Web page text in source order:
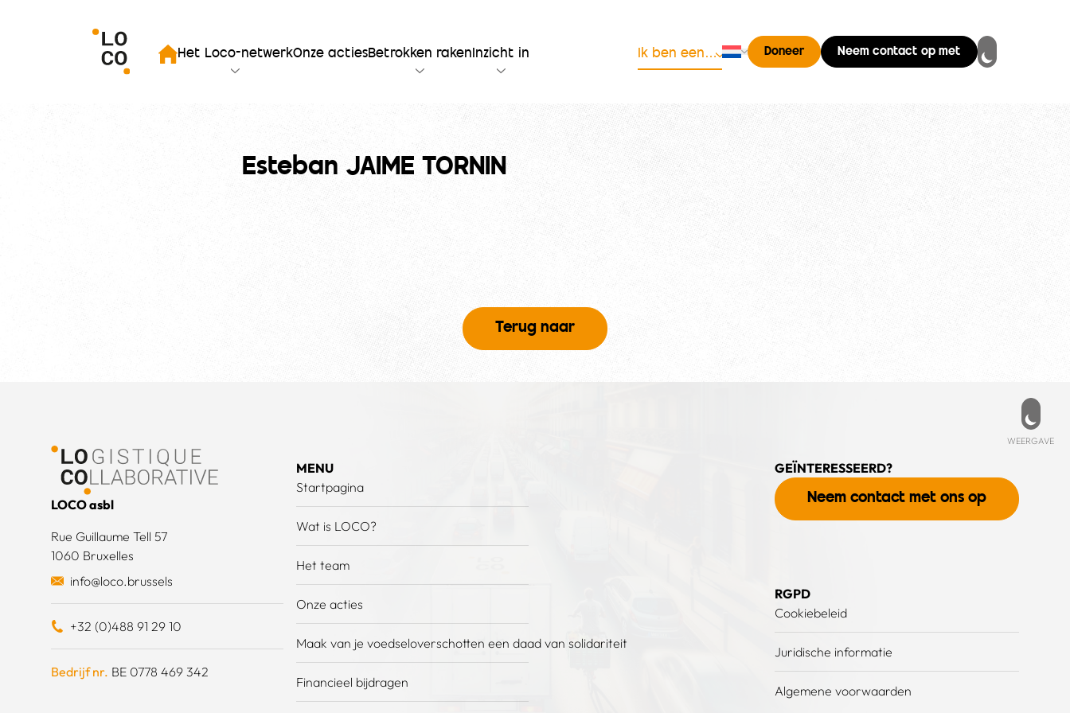
Startpagina
Het Loco-netwerkOnze actiesBetrokken raken Inzicht in Ik ben een… Nederlands
Changer de langue
Doneer Neem contact op met
zoekopdracht
Esteban JAIME TORNIN
Terug naar
LOCO asbl
Rue Guillaume Tell 57
1060 Bruxelles
info@loco.brussels
+32 (0)488 91 29 10
Bedrijf nr. BE 0778 469 342
MENU
Startpagina
Wat is LOCO?
Het team
Onze acties
Maak van je voedseloverschotten een daad van solidariteit
Financieel bijdragen
GEÏNTERESSEERD?
Neem contact met ons op
RGPD
Cookiebeleid
Juridische informatie
Algemene voorwaarden
WEERGAVE